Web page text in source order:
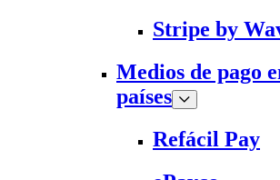
Stripe by
Medios de pago
países
Refácil Pay